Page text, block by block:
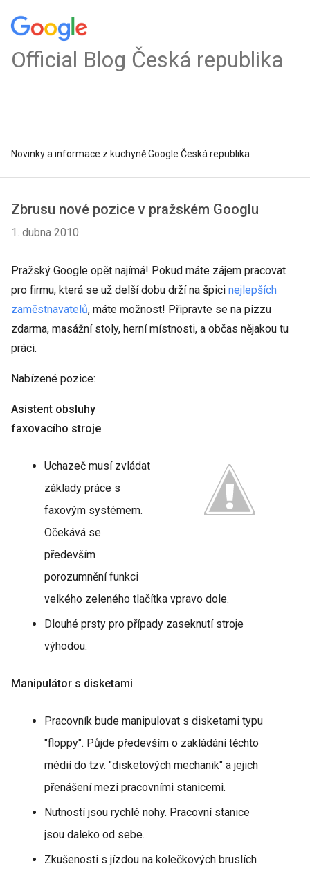
Official Blog Česká republika
Novinky a informace z kuchyně Google Česká republika
Zbrusu nové pozice v pražském Googlu
1. dubna 2010
Pražský Google opět najímá! Pokud máte zájem pracovat
pro firmu, která se už delší dobu drží na špici nejlepších
zaměstnavatelů, máte možnost! Připravte se na pizzu
zdarma, masážní stoly, herní místnosti, a občas nějakou tu
práci.
Nabízené pozice:
Asistent obsluhy
faxovacího stroje
Uchazeč musí zvládat
základy práce s
faxovým systémem.
Očekává se
především
porozumnění funkci
velkého zeleného tlačítka vpravo dole.
Dlouhé prsty pro případy zaseknutí stroje
výhodou.
Manipulátor s disketami
Pracovník bude manipulovat s disketami typu
"floppy". Půjde především o zakládání těchto
médií do tzv. "disketových mechanik" a jejich
přenášení mezi pracovními stanicemi.
Nutností jsou rychlé nohy. Pracovní stanice
jsou daleko od sebe.
Zkušenosti s jízdou na kolečkových bruslích